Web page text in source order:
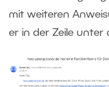
mit weiteren
er in der Zeile unter